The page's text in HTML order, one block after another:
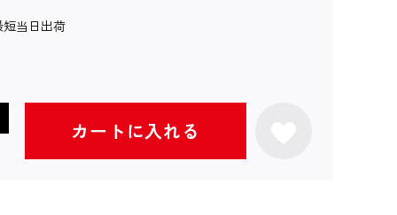
短当日出荷
カートに入れる